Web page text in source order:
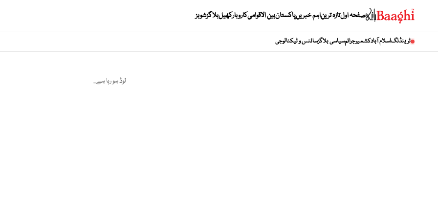
صفحہ اولتازہ تریناہم خبریںپاکستانبین الاقوامیکاروبارکھیلبلاگزشوبز
ٹرینڈنگاسلام آبادکشمیرجرائمسیاسی بلاگزسائنس و ٹیکنالوجی
لوڈ ہو رہا ہے...